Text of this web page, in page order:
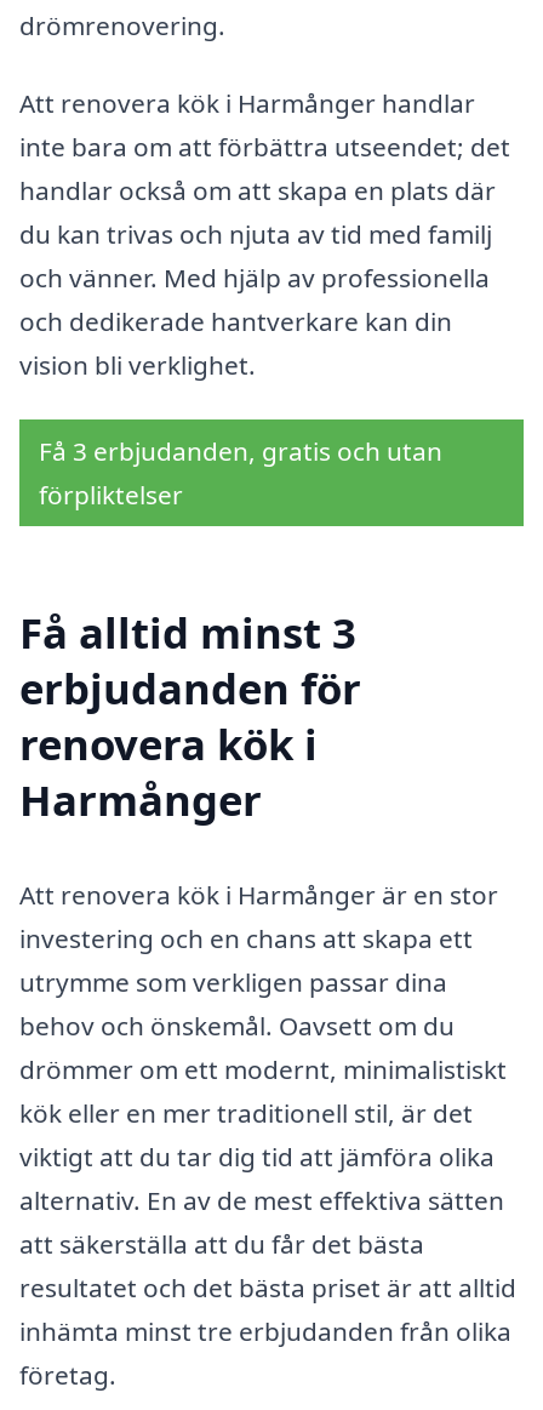
drömrenovering.
Att renovera kök i Harmånger handlar
inte bara om att förbättra utseendet; det
handlar också om att skapa en plats där
du kan trivas och njuta av tid med familj
och vänner. Med hjälp av professionella
och dedikerade hantverkare kan din
vision bli verklighet.
Få 3 erbjudanden, gratis och utan
förpliktelser
Få alltid minst 3
erbjudanden för
renovera kök i
Harmånger
Att renovera kök i Harmånger är en stor
investering och en chans att skapa ett
utrymme som verkligen passar dina
behov och önskemål. Oavsett om du
drömmer om ett modernt, minimalistiskt
kök eller en mer traditionell stil, är det
viktigt att du tar dig tid att jämföra olika
alternativ. En av de mest effektiva sätten
att säkerställa att du får det bästa
resultatet och det bästa priset är att alltid
in­hämta minst tre erbjudanden från olika
företag.